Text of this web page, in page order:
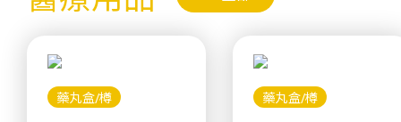
藥丸盒/樽 藥丸盒/樽